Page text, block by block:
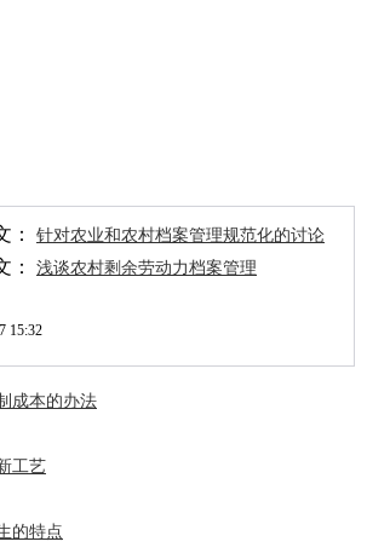
： 针对农业和农村档案管理规范化的讨论
： 浅谈农村剩余劳动力档案管理
15:32
成本的办法
工艺
的特点